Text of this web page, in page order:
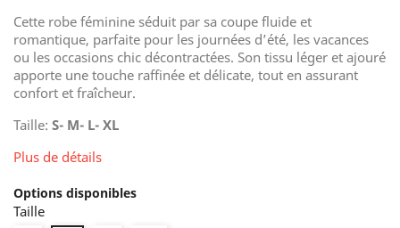
Cette robe féminine séduit par sa coupe fluide et
romantique, parfaite pour les journées d’été, les vacances
ou les occasions chic décontractées. Son tissu léger et ajouré
apporte une touche raffinée et délicate, tout en assurant
confort et fraîcheur.
Taille: S- M- L- XL
Plus de détails
Options disponibles
Taille